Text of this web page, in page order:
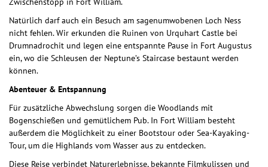
Natürlich darf auch ein Besuch am sagenumwobenen Loch Ness
nicht fehlen. Wir erkunden die Ruinen von Urquhart Castle bei
Drumnadrochit und legen eine entspannte Pause in Fort Augustus
ein, wo die Schleusen der Neptune’s Staircase bestaunt werden
können.
Abenteuer & Entspannung
Für zusätzliche Abwechslung sorgen die Woodlands mit
Bogenschießen und gemütlichem Pub. In Fort William besteht
außerdem die Möglichkeit zu einer Bootstour oder Sea-Kayaking-
Tour, um die Highlands vom Wasser aus zu entdecken.
Diese Reise verbindet Naturerlebnisse, bekannte Filmkulissen und